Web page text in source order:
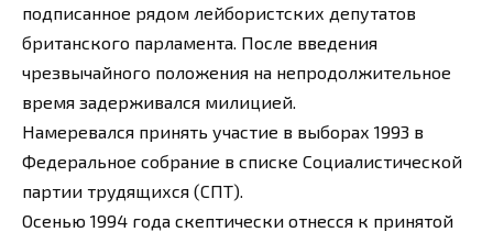
подписанное рядом лейбористских депутатов
британского парламента. После введения
чрезвычайного положения на непродолжительное
время задерживался милицией.
Намеревался принять участие в выборах 1993 в
Федеральное собрание в списке Социалистической
партии трудящихся (СПТ).
Осенью 1994 года скептически отнесся к принятой